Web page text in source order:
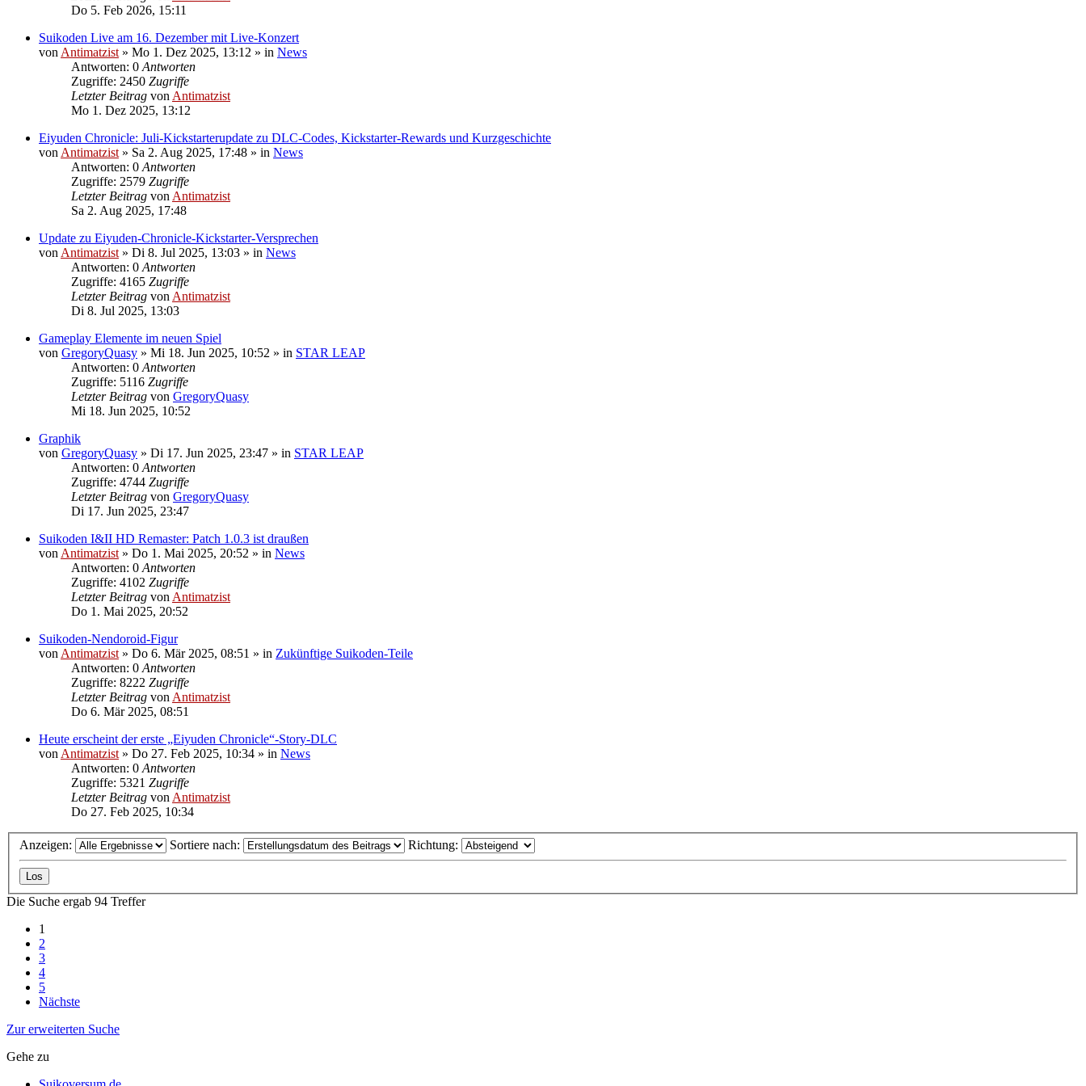
Do 5. Feb 2026, 15:11
Suikoden Live am 16. Dezember mit Live-Konzert
von Antimatzist » Mo 1. Dez 2025, 13:12 » in News
Antworten: 0 Antworten
Zugriffe: 2450 Zugriffe
Letzter Beitrag von Antimatzist
Mo 1. Dez 2025, 13:12
Eiyuden Chronicle: Juli-Kickstarterupdate zu DLC-Codes, Kickstarter-Rewards und Kurzgeschichte
von Antimatzist » Sa 2. Aug 2025, 17:48 » in News
Antworten: 0 Antworten
Zugriffe: 2579 Zugriffe
Letzter Beitrag von Antimatzist
Sa 2. Aug 2025, 17:48
Update zu Eiyuden-Chronicle-Kickstarter-Versprechen
von Antimatzist » Di 8. Jul 2025, 13:03 » in News
Antworten: 0 Antworten
Zugriffe: 4165 Zugriffe
Letzter Beitrag von Antimatzist
Di 8. Jul 2025, 13:03
Gameplay Elemente im neuen Spiel
von GregoryQuasy » Mi 18. Jun 2025, 10:52 » in STAR LEAP
Antworten: 0 Antworten
Zugriffe: 5116 Zugriffe
Letzter Beitrag von GregoryQuasy
Mi 18. Jun 2025, 10:52
Graphik
von GregoryQuasy » Di 17. Jun 2025, 23:47 » in STAR LEAP
Antworten: 0 Antworten
Zugriffe: 4744 Zugriffe
Letzter Beitrag von GregoryQuasy
Di 17. Jun 2025, 23:47
Suikoden I&II HD Remaster: Patch 1.0.3 ist draußen
von Antimatzist » Do 1. Mai 2025, 20:52 » in News
Antworten: 0 Antworten
Zugriffe: 4102 Zugriffe
Letzter Beitrag von Antimatzist
Do 1. Mai 2025, 20:52
Suikoden-Nendoroid-Figur
von Antimatzist » Do 6. Mär 2025, 08:51 » in Zukünftige Suikoden-Teile
Antworten: 0 Antworten
Zugriffe: 8222 Zugriffe
Letzter Beitrag von Antimatzist
Do 6. Mär 2025, 08:51
Heute erscheint der erste „Eiyuden Chronicle“-Story-DLC
von Antimatzist » Do 27. Feb 2025, 10:34 » in News
Antworten: 0 Antworten
Zugriffe: 5321 Zugriffe
Letzter Beitrag von Antimatzist
Do 27. Feb 2025, 10:34
Anzeigen: Sortiere nach: Richtung:
Die Suche ergab 94 Treffer
1
2
3
4
5
Nächste
Zur erweiterten Suche
Gehe zu